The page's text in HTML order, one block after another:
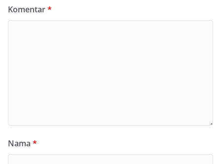
Komentar*
Nama *